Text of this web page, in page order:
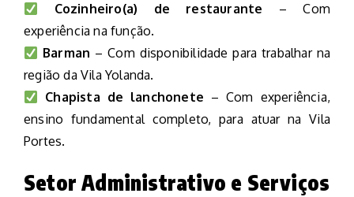
Cozinheiro(a) de restaurante – Com
experiência na função.
Barman – Com disponibilidade para trabalhar na
região da Vila Yolanda.
Chapista de lanchonete – Com experiência,
ensino fundamental completo, para atuar na Vila
Portes.
Setor Administrativo e Serviços